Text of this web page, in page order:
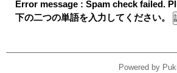
Error message : Spam check failed.
下の二つの単語を入力してください。
Powered by